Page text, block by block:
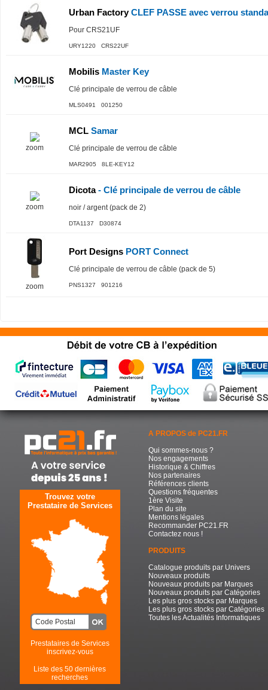
Urban FactoryCLEF PASSE avec verrou
Pour CRS21UF
URY1220 CRS22UF
Mobilis Master Key
Clé principale de verrou de câble
MLS0491 001250
zoom
MCL Samar
Clé principale de verrou de câble
MAR2905 8LE-KEY12
zoom
Dicota- Clé principale de verrou de câble
noir / argent (pack de 2)
DTA1137 D30874
zoom
Port Designs PORT Connect
Clé principale de verrou de câble (pack de 5)
PNS1327 901216
Trouvez votre
Prestataire de Services
Prestataires de Services
inscrivez-vous
Liste des 50 dernières
recherches
A PROPOS de PC21.FR
Qui sommes-nous ?
Nos engagements
Historique & Chiffres
Nos partenaires
Références clients
Questions fréquentes
1ère Visite
Plan du site
Mentions légales
Recommander PC21.FR
Contactez nous !
PRODUITS
Catalogue produits par Univers
Nouveaux produits
Nouveaux produits par Marques
Nouveaux produits par Catégories
Les plus gros stocks par Marques
Les plus gros stocks par Catégories
Toutes les Actualités Informatiques